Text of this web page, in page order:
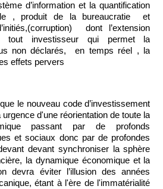
d’information et la quantification
, produit de la bureaucratie et
dont l’extension
tout investisseur qui permet la
non déclarés, en temps réel , la
effets pervers
le nouveau code d’investissement
d'une réorientation de toute la
passant par de profonds
et sociaux donc par de profondes
devant synchroniser la sphère
la dynamique économique et la
devra éviter l’illusion des années
étant à l'ère de l'immatérialité